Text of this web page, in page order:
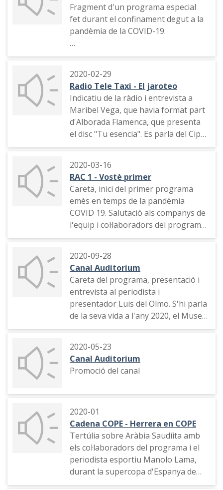
Fragment d'un programa especial
fet durant el confinament degut a la
pandèmia de la COVID-19.
Careta del programa, diàleg inicial de
cases dels presentador.
2020-02-29
Radio Tele Taxi - El jaroteo
Indicatiu de la ràdio i entrevista a
Maribel Vega, que havia format part
d'Alborada Flamenca, que presenta
el disc "Tu esencia". Es parla del Cipri
(Cipriano Vega ), pare de Maribel i
2020-03-16
RAC 1 - Vostè primer
Careta, inici del primer programa
emès en temps de la pandèmia
COVID 19. Salutació als companys de
l'equip i col·laboradors del programa
que estan a les seves cases, degut al
persones que estan als estudis de la
Diagonal.
2020-09-28
Canal Auditorium
Careta del programa, presentació i
entrevista al periodista i
presentador Luis del Olmo. S'hi parla
de la seva vida a l'any 2020, el Museu
de la Ràdio que té a Rode de Berà,
"Protagonistas"
2020-05-23
Canal Auditorium
Promoció del canal
2020-01
Cadena COPE - Herrera en COPE
Tertúlia sobre Aràbia Saudíita amb
els col·laboradors del programa i el
periodista esportiu Manolo Lama,
durant la supercopa d'Espanya de
2020.